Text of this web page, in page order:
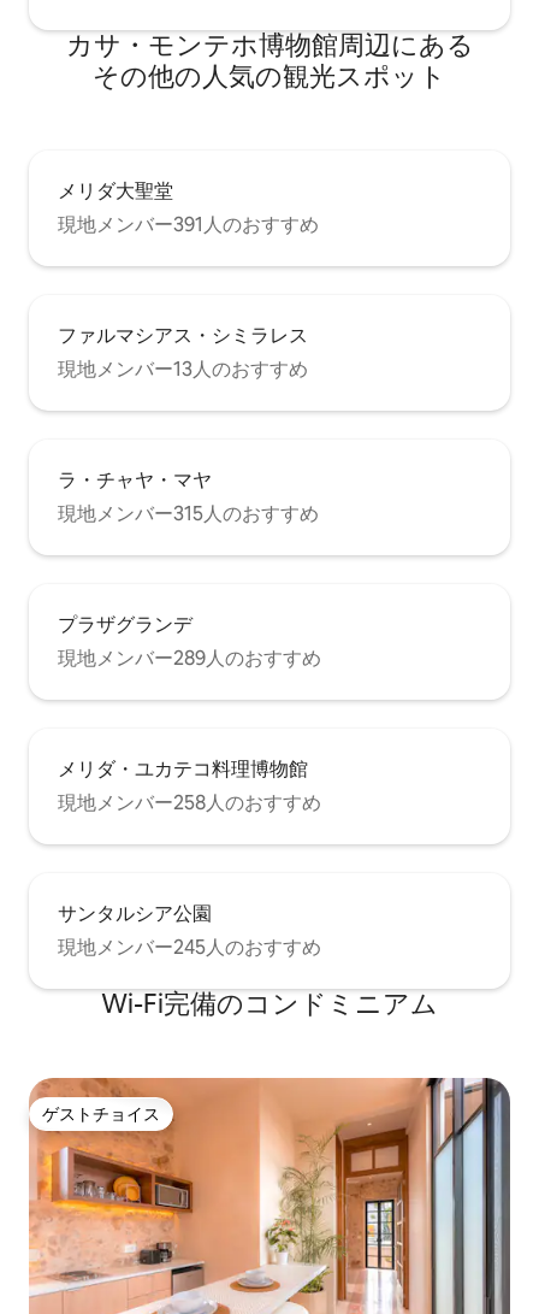
カサ・モンテホ博物館⁠周⁠辺⁠に⁠あ⁠る
そ⁠の⁠他⁠の人⁠気⁠の観⁠光⁠ス⁠ポ⁠ッ⁠ト
メリダ大聖堂
現地メンバー391人のおすすめ
ファルマシアス・シミラレス
現地メンバー13人のおすすめ
ラ・チャヤ・マヤ
現地メンバー315人のおすすめ
プラザグランデ
現地メンバー289人のおすすめ
メリダ・ユカテコ料理博物館
現地メンバー258人のおすすめ
サンタルシア公園
現地メンバー245人のおすすめ
Wi-Fi完備のコンドミニアム
ゲストチョイス
ゲストチョイス